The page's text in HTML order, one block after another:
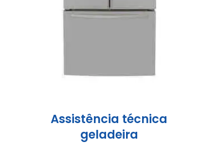
Assistência técnica
geladeira